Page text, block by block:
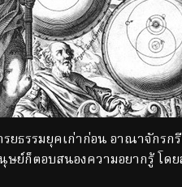
รรมยุคเก่าก่อน อาณาจักรก
ษย์ก็ตอบสนองความอยากรู้